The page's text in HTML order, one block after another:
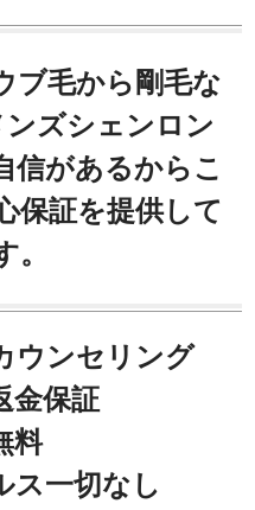
ブ毛から剛毛な
ズシェンロン
信があるからこ
保証を提供して
。
ウンセリング
金保証
料
ス一切なし